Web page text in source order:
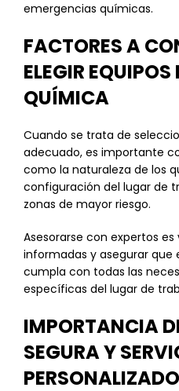
emergencias químicas.
FACTORES A
ELEGIR
QUÍMICA
Cuando se trata de
adecuado, es importante
como la naturaleza de los
configuración del lugar de
zonas de mayor riesgo.
Asesorarse con expertos
informadas y asegurar que
cumpla con todas las
específicas del lugar de
IMPORTANCIA
SEGURA Y
PERSONALIZADO